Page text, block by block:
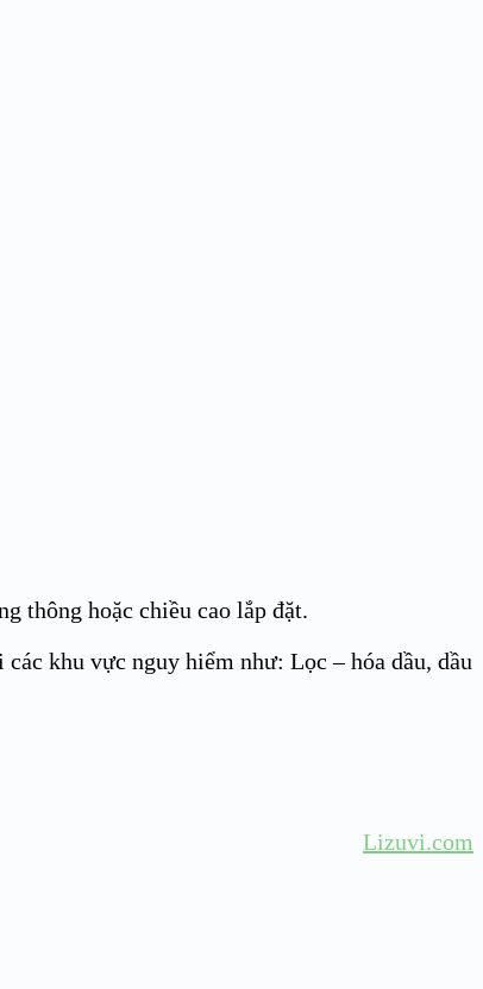
thông hoặc chiều cao lắp đặt.
khu vực nguy hiểm như: Lọc – hóa dầu, dầu
Lizuvi.com